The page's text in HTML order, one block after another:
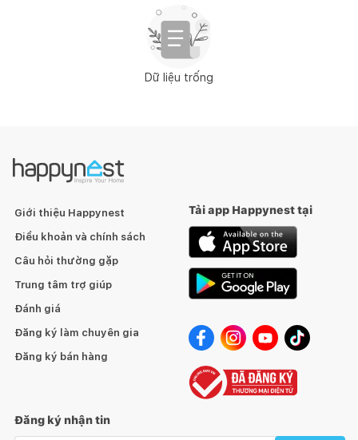
Dữ liệu trống
Giới thiệu Happynest
Điều khoản và chính sách
Câu hỏi thường gặp
Trung tâm trợ giúp
Đánh giá
Đăng ký làm chuyên gia
Đăng ký bán hàng
Tải app Happynest tại
Đăng ký nhận tin